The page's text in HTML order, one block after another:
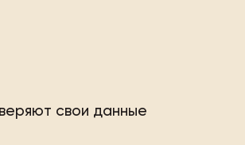
свои данные